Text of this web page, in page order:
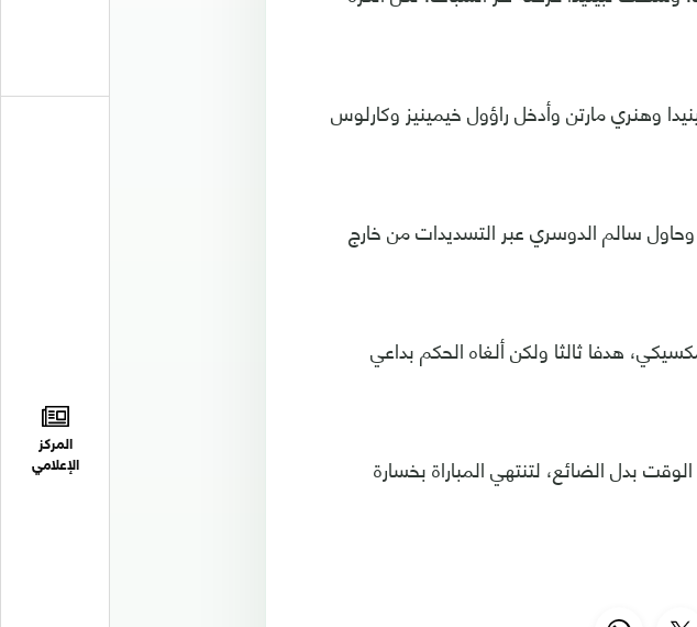
المركز
الإعلامي
بينيدا وهنري مارتن وأدخل راؤول خيمينيز وكارلوس
سالم الدوسري عبر التسديدات من خارج
المكسيكي، هدفا ثالثا ولكن ألغاه الحكم بداعي
بدل الضائع، لتنتهي المباراة بخسارة